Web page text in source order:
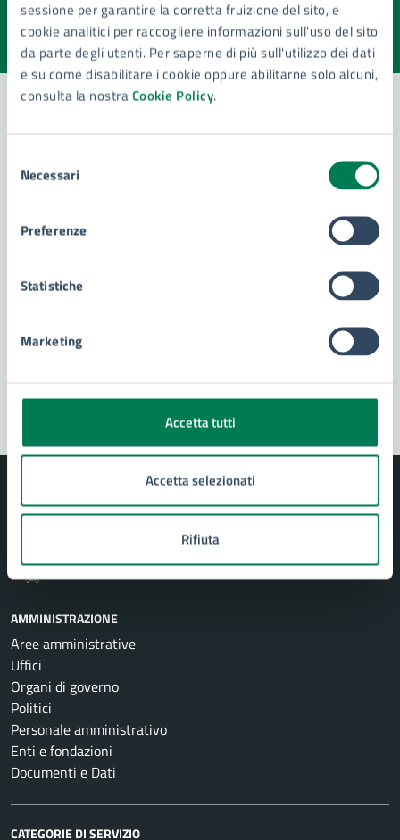
sessione per garantire la corretta fruizione del sito, e
cookie analitici per raccogliere informazioni sull'uso del sito
da parte degli utenti. Per saperne di più sull'utilizzo dei dati
e su come disabilitare i cookie oppure abilitarne solo alcuni,
consulta la nostraCookie Policy.
delNecessari
Preferenze
Statistiche
Marketing
Accetta tutti
Accetta selezionati
Rifiuta
Valuta la chiarezza delle informazioni (da 1 a 5 stelle)
Seleziona il numero di stelle per valutare la chiarezza delle
Valuta 5 stelle su 5
Valuta 4 stelle su 5
Valuta 3 stelle su 5
Valuta 2 stelle su 5
Valuta 1 stelle su 5
Leggi le domande frequenti
Richiedi assistenza
Prenota appuntamento
Problemi in città
Comune di Siracusa
AMMINISTRAZIONE
Aree amministrative
Uffici
Organi di governo
Politici
Personale amministrativo
Enti e fondazioni
Documenti e Dati
CATEGORIE DI SERVIZIO